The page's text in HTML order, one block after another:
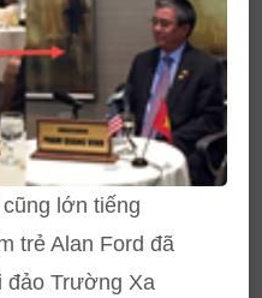
lớn tiếng
trẻ Alan Ford đã
đảo Trường Xa